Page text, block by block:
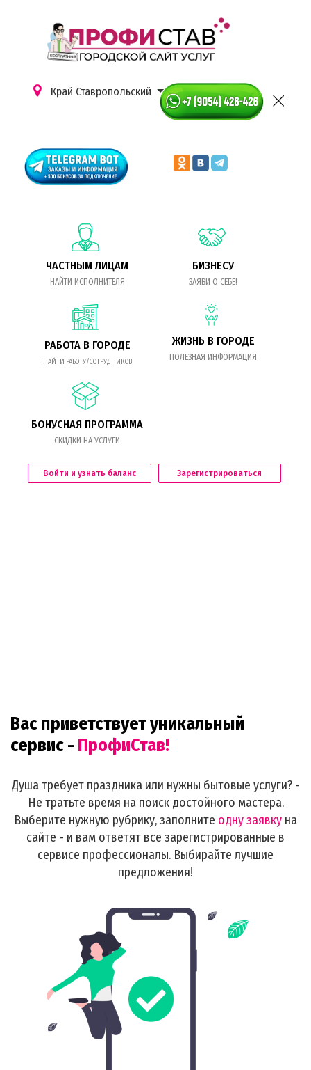
Край Ставропольский
ЧАСТНЫМ ЛИЦАМ
НАЙТИ ИСПОЛНИТЕЛЯ
БИЗНЕСУ
ЗАЯВИ О СЕБЕ!
РАБОТА В ГОРОДЕ
НАЙТИ РАБОТУ/СОТРУДНИКОВ
ЖИЗНЬ В ГОРОДЕ
ПОЛЕЗНАЯ ИНФОРМАЦИЯ
БОНУСНАЯ ПРОГРАММА
СКИДКИ НА УСЛУГИ
Войти и узнать баланс Зарегистрироваться
Вас приветствует уникальный
сервис - ПрофиСтав!
Душа требует праздника или нужны бытовые услуги? -
Не тратьте время на поиск достойного мастера.
Выберите нужную рубрику, заполните одну заявку на
сайте - и вам ответят все зарегистрированные в
сервисе профессионалы. Выбирайте лучшие
предложения!